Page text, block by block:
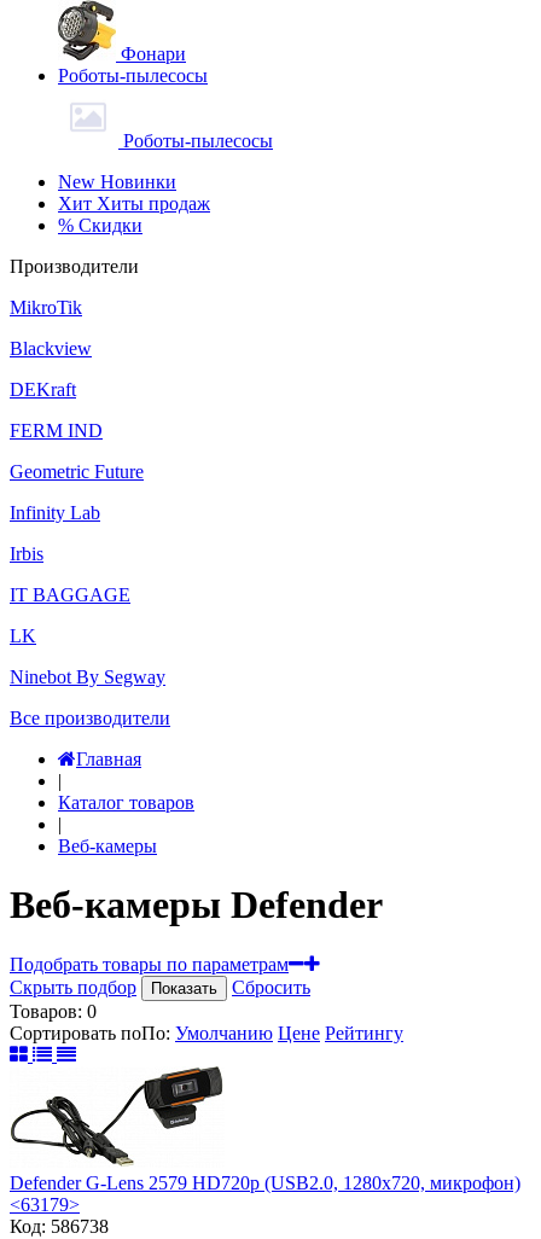
Фонари
Роботы-пылесосы
Роботы-пылесосы
New Новинки
Хит Хиты продаж
% Скидки
Производители
MikroTik
Blackview
DEKraft
FERM IND
Geometric Future
Infinity Lab
Irbis
IT BAGGAGE
LK
Ninebot By Segway
Все производители
Главная
|
Каталог товаров
|
Веб-камеры
Веб-камеры Defender
Подобрать товары по параметрам
Скрыть подбор
Показать
Сбросить
Товаров: 0
Сортировать поПо: Умолчанию Цене Рейтингу
Defender G-Lens 2579 HD720p (USB2.0, 1280x720, микрофон)
<63179>
Код: 586738